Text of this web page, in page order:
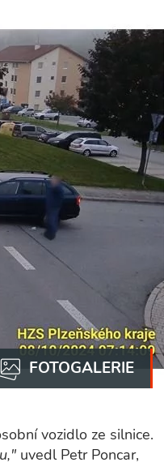
vozidlo ze silnice.
uvedl Petr Poncar,